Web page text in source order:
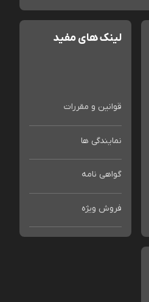
لینک های مفید
قوانین و مقررات
نمایندگی ها
گواهی نامه
فروش ویژه